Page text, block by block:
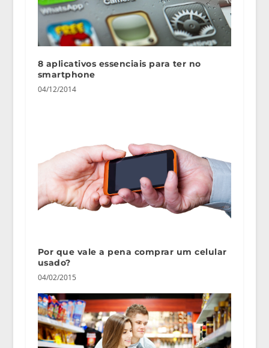
8 aplicativos essenciais para ter no
smartphone
04/12/2014
Por que vale a pena comprar um celular
usado?
04/02/2015